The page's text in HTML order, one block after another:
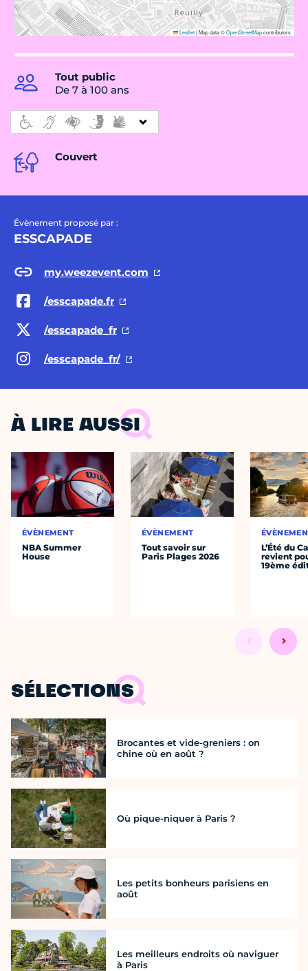
Leaflet|Map data ©OpenStreetMapcontributors
Tout public
De 7 à 100 ans
Couvert
Évènement proposé par :
ESSCAPADE
my.weezevent.com
/esscapade.fr
/esscapade_fr
/esscapade_fr/
À LIRE AUSSI
ÉVÈNEMENT
NBA Summer
House
ÉVÈNEMENT
Tout savoir sur
Paris Plages 2026
L’Été du
revient
19ème
SÉLECTIONS
Brocantes et vide-greniers : on
chine où en août ?
Où pique-niquer à Paris ?
Les petits bonheurs parisiens en
août
Les meilleurs endroits où naviguer
à Paris